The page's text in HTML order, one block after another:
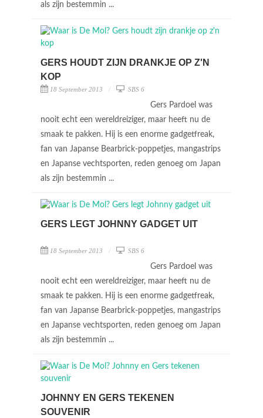
als zijn bestemmin ...
GERS HOUDT ZIJN DRANKJE OP Z'N
KOP
18 September 2013 SBS 6
Gers Pardoel was
nooit echt een wereldreiziger, maar heeft nu de
smaak te pakken. Hij is een enorme gadgetfreak,
fan van Japanse Bearbrick-poppetjes, mangastrips
en Japanse vechtsporten, reden genoeg om Japan
als zijn bestemmin ...
GERS LEGT JOHNNY GADGET UIT
18 September 2013 SBS 6
Gers Pardoel was
nooit echt een wereldreiziger, maar heeft nu de
smaak te pakken. Hij is een enorme gadgetfreak,
fan van Japanse Bearbrick-poppetjes, mangastrips
en Japanse vechtsporten, reden genoeg om Japan
als zijn bestemmin ...
JOHNNY EN GERS TEKENEN
SOUVENIR